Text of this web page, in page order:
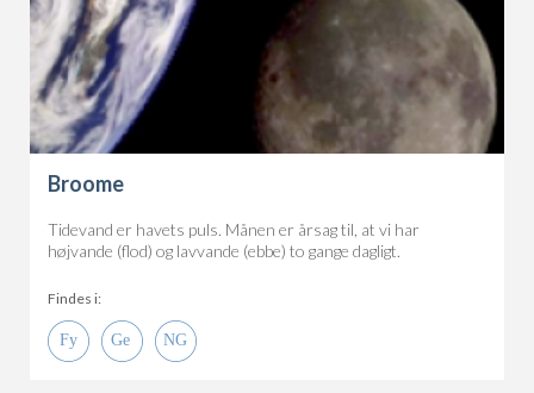
Broome
Tidevand er havets puls. Månen er årsag til, at vi har
højvande (flod) og lavvande (ebbe) to gange dagligt.
Findes i: